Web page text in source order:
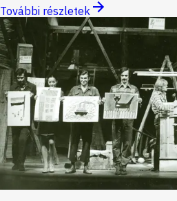
További részletek